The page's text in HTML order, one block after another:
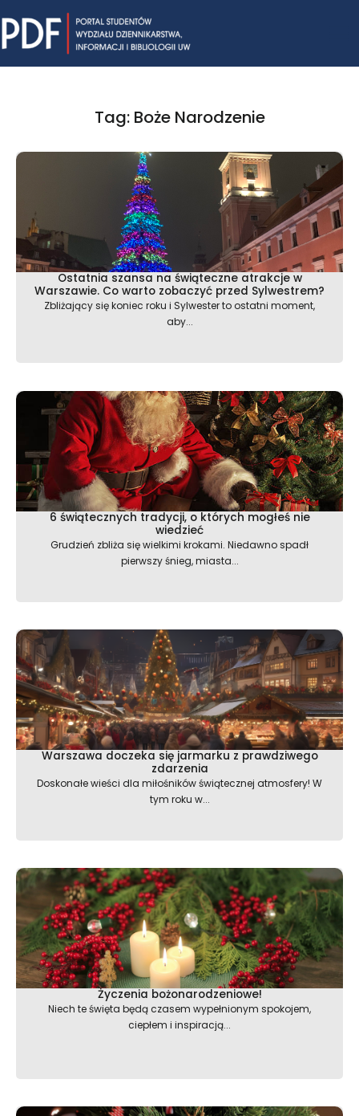
to
content
Tag: Boże Narodzenie
Ostatnia szansa na świąteczne atrakcje w
Warszawie. Co warto zobaczyć przed Sylwestrem?
Zbliżający się koniec roku i Sylwester to ostatni moment,
aby...
6 świątecznych tradycji, o których mogłeś nie
wiedzieć
Grudzień zbliża się wielkimi krokami. Niedawno spadł
pierwszy śnieg, miasta...
Warszawa doczeka się jarmarku z prawdziwego
zdarzenia
Doskonałe wieści dla miłośników świątecznej atmosfery! W
tym roku w...
Życzenia bożonarodzeniowe!
Niech te święta będą czasem wypełnionym spokojem,
ciepłem i inspiracją...